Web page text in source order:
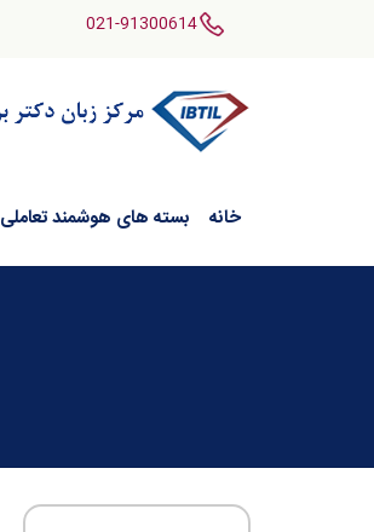
021-91300614
خانه بسته های هوشمند تعاملی